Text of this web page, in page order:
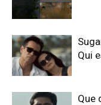
Qui
Que